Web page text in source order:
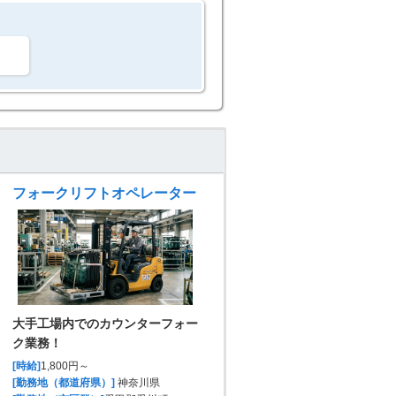
フォークリフトオペレーター
大手工場内でのカウンターフォー
ク業務！
[時給] 1,800円～
[勤務地（都道府県）] 神奈川県